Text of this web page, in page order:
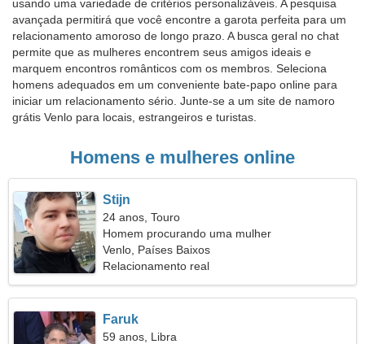
usando uma variedade de critérios personalizáveis. A pesquisa
avançada permitirá que você encontre a garota perfeita para um
relacionamento amoroso de longo prazo. A busca geral no chat
permite que as mulheres encontrem seus amigos ideais e
marquem encontros românticos com os membros. Seleciona
homens adequados em um conveniente bate-papo online para
iniciar um relacionamento sério. Junte-se a um site de namoro
grátis Venlo para locais, estrangeiros e turistas.
Homens e mulheres online
Stijn
24 anos, Touro
Homem procurando uma mulher
Venlo, Países Baixos
Relacionamento real
Faruk
59 anos, Libra